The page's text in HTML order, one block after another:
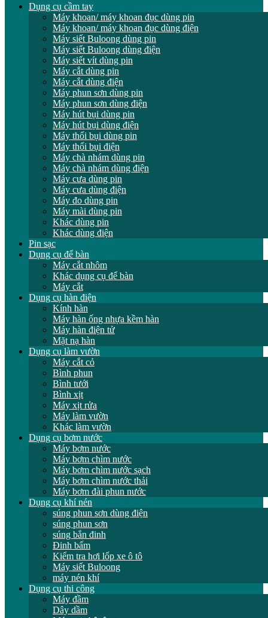
Dụng cụ cầm tay
Máy khoan/ máy khoan đục dùng pin
Máy khoan/ máy khoan đục dùng điện
Máy siết Buloong dùng pin
Máy siết Buloong dùng điện
Máy siết vít dùng pin
Máy cắt dùng pin
Máy cắt dùng điện
Máy phun sơn dùng pin
Máy phun sơn dùng điện
Máy hút bụi dùng pin
Máy hút bụi dùng điện
Máy thổi bụi dùng pin
Máy thổi bụi điện
Máy chà nhám dùng pin
Máy chà nhám dùng điện
Máy cưa dùng pin
Máy cưa dùng điện
Máy đo dùng pin
Máy mài dùng pin
Khác dùng pin
Khác dùng điện
Pin sạc
Dụng cụ để bàn
Máy cắt nhôm
Khác dụng cụ để bàn
Máy cắt
Dụng cụ hàn điện
Kính hàn
Máy hàn ống nhựa kềm hàn
Máy hàn điện tử
Mặt nạ hàn
Dụng cụ làm vườn
Máy cắt cỏ
Bình phun
Bình tưới
Bình xịt
Máy xịt rửa
Máy làm vườn
Khác làm vườn
Dụng cụ bơm nước
Máy bơm nước
Máy bơm chìm nước
Máy bơm chìm nước sạch
Máy bơm chìm nước thải
Máy bơm đài phun nước
Dụng cụ khí nén
súng phun sơn dùng điện
súng phun sơn
súng bắn đinh
Đinh bấm
Kiểm tra hơi lốp xe ô tô
Máy siết Buloong
máy nén khí
Dụng cụ thi công
Máy đầm
Dây dầm